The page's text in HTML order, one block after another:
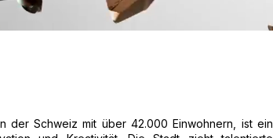
der Schweiz mit über 42.000 Einwohnern, ist ein